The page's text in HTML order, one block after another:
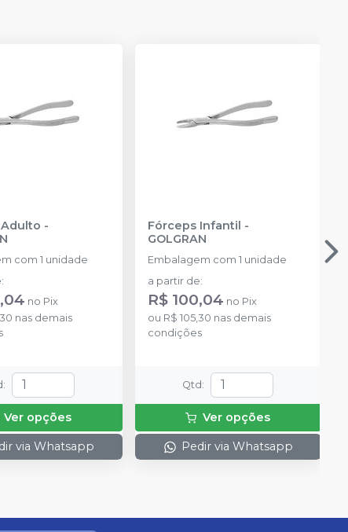
-
com 1 unidade
:
no Pix
nas demais
:
Ver opções
via Whatsapp
Fórceps Infantil -
GOLGRAN
Embalagem com 1 unidade
a partir de:
R$ 100,04 no Pix
ou R$ 105,30 nas demais
condições
Qtd :
Ver opções
Pedir via Whatsapp